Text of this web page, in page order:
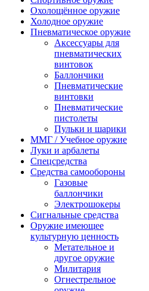
Охолощённое оружие
Холодное оружие
Пневматическое оружие
Аксессуары для
пневматических
винтовок
Баллончики
Пневматические
винтовки
Пневматические
пистолеты
Пульки и шарики
ММГ / Учебное оружие
Луки и арбалеты
Спецсредства
Средства самообороны
Газовые
баллончики
Электрошокеры
Сигнальные средства
Оружие имеющее
культурную ценность
Метательное и
другое оружие
Милитария
Огнестрельное